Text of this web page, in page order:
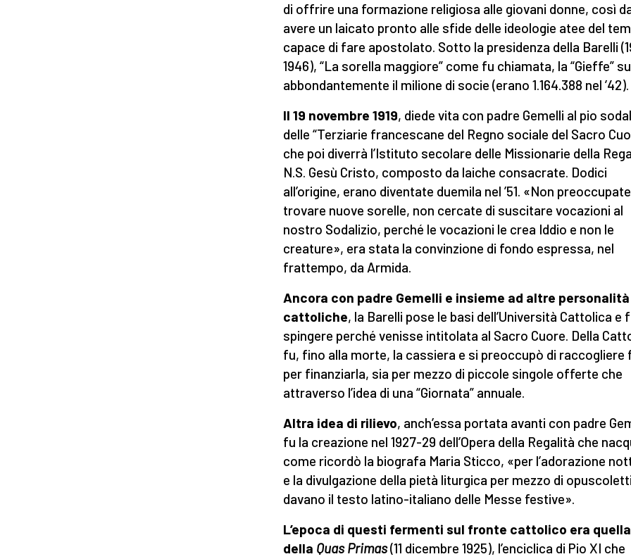
di offrire una formazione religiosa alle giovani donne, così
avere un laicato pronto alle sfide delle ideologie atee del
capace di fare apostolato. Sotto la presidenza della Barelli
1946), “La sorella maggiore” come fu chiamata, la “Gieffe”
abbondantemente il milione di socie (erano 1.164.388 nel ’42).
Il 19 novembre 1919, diede vita con padre Gemelli al pio
delle “Terziarie francescane del Regno sociale del Sacro
che poi diverrà l’Istituto secolare delle Missionarie della
N.S. Gesù Cristo, composto da laiche consacrate. Dodici
all’origine, erano diventate duemila nel ’51. «Non
trovare nuove sorelle, non cercate di suscitare vocazioni al
nostro Sodalizio, perché le vocazioni le crea Iddio e non le
creature», era stata la convinzione di fondo espressa, nel
frattempo, da Armida.
Ancora con padre Gemelli e insieme ad altre personalità
cattoliche, la Barelli pose le basi dell’Università Cattolica e
spingere perché venisse intitolata al Sacro Cuore. Della
fu, fino alla morte, la cassiera e si preoccupò di raccogliere
per finanziarla, sia per mezzo di piccole singole offerte che
attraverso l’idea di una “Giornata” annuale.
Altra idea di rilievo, anch’essa portata avanti con padre
fu la creazione nel 1927-29 dell’Opera della Regalità che
come ricordò la biografa Maria Sticco, «per l’adorazione
e la divulgazione della pietà liturgica per mezzo di
davano il testo latino-italiano delle Messe festive».
L’epoca di questi fermenti sul fronte cattolico era quella
della Quas Primas(11 dicembre 1925), l’enciclica di Pio XI che